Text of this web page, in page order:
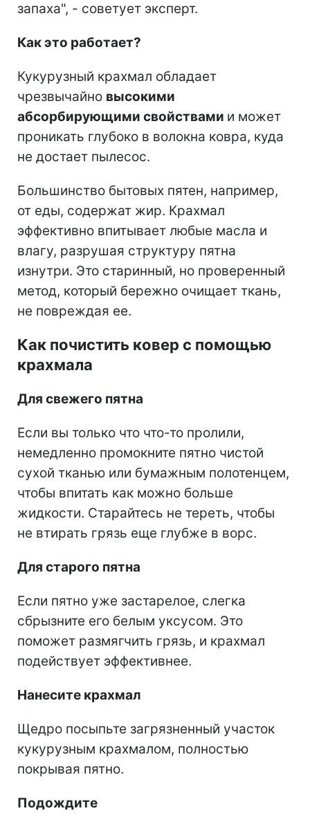
запаха", - советует эксперт.
Как это работает?
Кукурузный крахмал обладает
чрезвычайно высокими
абсорбирующими свойствами и может
проникать глубоко в волокна ковра, куда
не достает пылесос.
Большинство бытовых пятен, например,
от еды, содержат жир. Крахмал
эффективно впитывает любые масла и
влагу, разрушая структуру пятна
изнутри. Это старинный, но проверенный
метод, который бережно очищает ткань,
не повреждая ее.
Как почистить ковер с помощью
крахмала
Для свежего пятна
Если вы только что что-то пролили,
немедленно промокните пятно чистой
сухой тканью или бумажным полотенцем,
чтобы впитать как можно больше
жидкости. Старайтесь не тереть, чтобы
не втирать грязь еще глубже в ворс.
Для старого пятна
Если пятно уже застарелое, слегка
сбрызните его белым уксусом. Это
поможет размягчить грязь, и крахмал
подействует эффективнее.
Нанесите крахмал
Щедро посыпьте загрязненный участок
кукурузным крахмалом, полностью
покрывая пятно.
Подождите